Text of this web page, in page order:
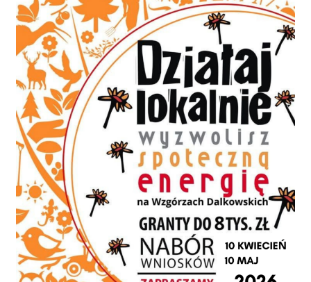
Lokalnie
2026!
Film
istruktarzowy
–
wyjaśnienie
najważniejszych
aspektów
programu